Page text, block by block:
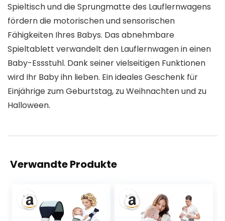
Spieltisch und die Sprungmatte des Lauflernwagens
fördern die motorischen und sensorischen
Fähigkeiten Ihres Babys. Das abnehmbare
Spieltablett verwandelt den Lauflernwagen in einen
Baby-Essstuhl. Dank seiner vielseitigen Funktionen
wird Ihr Baby ihn lieben. Ein ideales Geschenk für
Einjährige zum Geburtstag, zu Weihnachten und zu
Halloween.
Verwandte Produkte